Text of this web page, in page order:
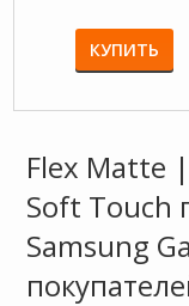
КУПИТЬ
Flex Matte
Soft Touch
Samsung